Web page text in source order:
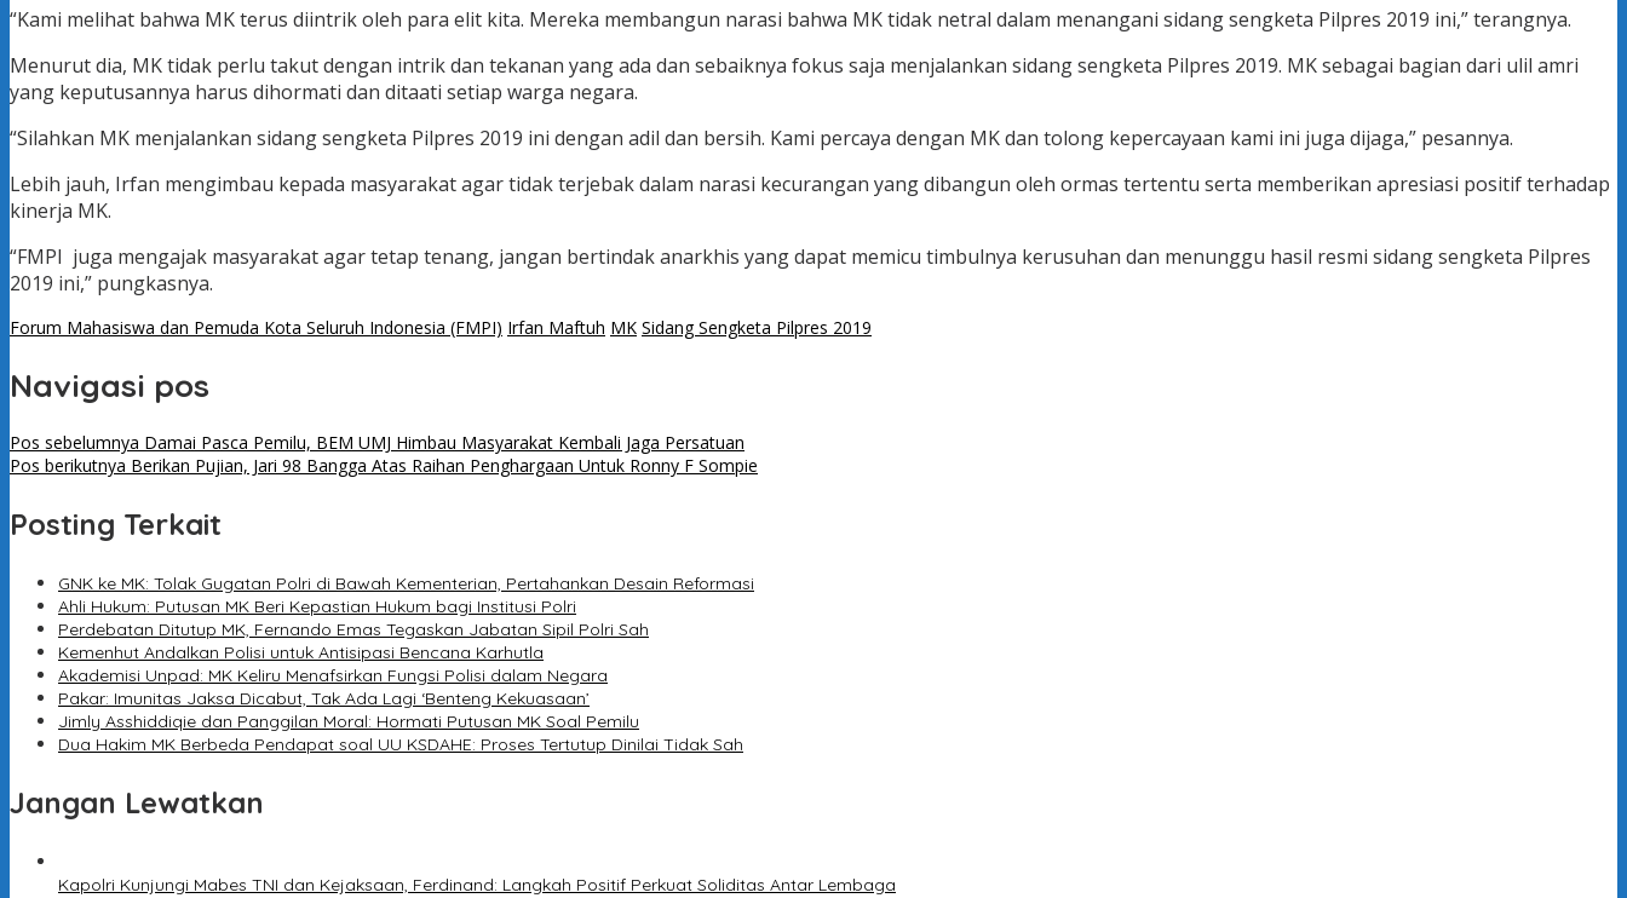
“Kami melihat bahwa MK terus diintrik oleh para elit kita. Mereka membangun narasi bahwa MK tidak netral dalam menangani sidang sengketa Pilpres 2019 ini,” terangnya.
Menurut dia, MK tidak perlu takut dengan intrik dan tekanan yang ada dan sebaiknya fokus saja menjalankan sidang sengketa Pilpres 2019. MK sebagai bagian dari ulil amri
yang keputusannya harus dihormati dan ditaati setiap warga negara.
“Silahkan MK menjalankan sidang sengketa Pilpres 2019 ini dengan adil dan bersih. Kami percaya dengan MK dan tolong kepercayaan kami ini juga dijaga,” pesannya.
Lebih jauh, Irfan mengimbau kepada masyarakat agar tidak terjebak dalam narasi kecurangan yang dibangun oleh ormas tertentu serta memberikan apresiasi positif terhadap
kinerja MK.
“FMPI juga mengajak masyarakat agar tetap tenang, jangan bertindak anarkhis yang dapat memicu timbulnya kerusuhan dan menunggu hasil resmi sidang sengketa Pilpres
2019 ini,” pungkasnya.
Forum Mahasiswa dan Pemuda Kota Seluruh Indonesia (FMPI) Irfan Maftuh MK Sidang Sengketa Pilpres 2019
Navigasi pos
Pos sebelumnya Damai Pasca Pemilu, BEM UMJ Himbau Masyarakat Kembali Jaga Persatuan
Pos berikutnya Berikan Pujian, Jari 98 Bangga Atas Raihan Penghargaan Untuk Ronny F Sompie
Posting Terkait
GNK ke MK: Tolak Gugatan Polri di Bawah Kementerian, Pertahankan Desain Reformasi
Ahli Hukum: Putusan MK Beri Kepastian Hukum bagi Institusi Polri
Perdebatan Ditutup MK, Fernando Emas Tegaskan Jabatan Sipil Polri Sah
Kemenhut Andalkan Polisi untuk Antisipasi Bencana Karhutla
Akademisi Unpad: MK Keliru Menafsirkan Fungsi Polisi dalam Negara
Pakar: Imunitas Jaksa Dicabut, Tak Ada Lagi ‘Benteng Kekuasaan’
Jimly Asshiddiqie dan Panggilan Moral: Hormati Putusan MK Soal Pemilu
Dua Hakim MK Berbeda Pendapat soal UU KSDAHE: Proses Tertutup Dinilai Tidak Sah
Jangan Lewatkan
Kapolri Kunjungi Mabes TNI dan Kejaksaan, Ferdinand: Langkah Positif Perkuat Soliditas Antar Lembaga